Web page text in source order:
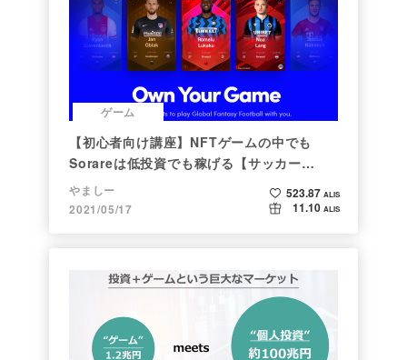
ゲーム
【初心者向け講座】NFTゲームの中でも
Sorareは低投資でも稼げる【サッカー
×NFT×BCG】
やましー
2021/05/17
523.87 ALIS
11.10 ALIS